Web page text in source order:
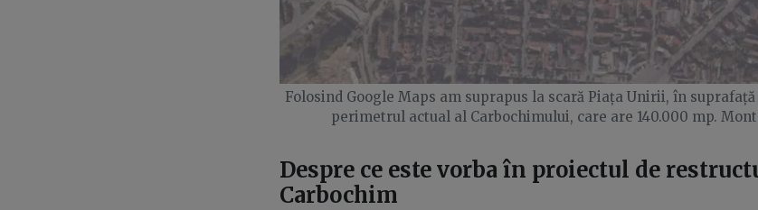
Folosind Google Maps am suprapus la scară Piața Unirii, în
perimetrul actual al Carbochimului, care are 140.000 mp.
Despre ce este vorba în proiectul de
Carbochim